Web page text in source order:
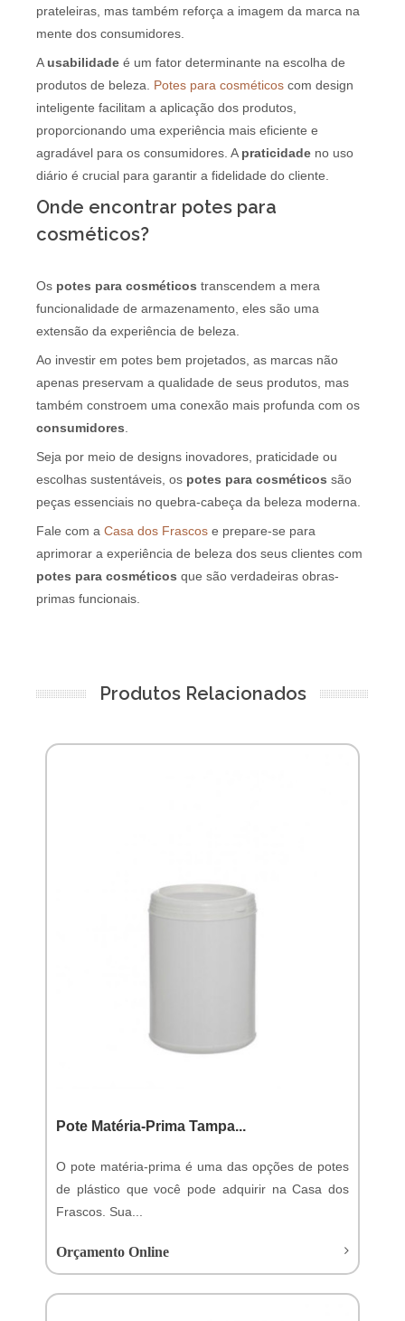
prateleiras, mas também reforça a imagem da marca na
mente dos consumidores.
A usabilidade é um fator determinante na escolha de
produtos de beleza. Potes para cosméticos com design
inteligente facilitam a aplicação dos produtos,
proporcionando uma experiência mais eficiente e
agradável para os consumidores. A praticidade no uso
diário é crucial para garantir a fidelidade do cliente.
Onde encontrar potes para
cosméticos?
Os potes para cosméticos transcendem a mera
funcionalidade de armazenamento, eles são uma
extensão da experiência de beleza.
Ao investir em potes bem projetados, as marcas não
apenas preservam a qualidade de seus produtos, mas
também constroem uma conexão mais profunda com os
consumidores
Seja por meio de designs inovadores, praticidade ou
escolhas sustentáveis, os potes para cosméticos são
peças essenciais no quebra-cabeça da beleza moderna.
Fale com a Casa dos Frascos e prepare-se para
aprimorar a experiência de beleza dos seus clientes com
potes para cosméticos que são verdadeiras obras-
primas funcionais.
Produtos Relacionados
Pote Matéria-Prima Tampa...
O pote matéria-prima é uma das opções de potes
de plástico que você pode adquirir na Casa dos
Frascos. Sua...
Orçamento Online